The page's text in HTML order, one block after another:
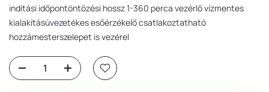
indítási időpontöntözési hossz 1-360 perca vezérlő vízmentes
kialakításúvezetékes esőérzékelő csatlakoztatható
hozzámesterszelepet is vezérel